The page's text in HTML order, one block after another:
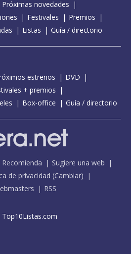
Próximas novedades
Festivales
Premios
Listas Guía / directorio
estrenos
DVD
+ premios
Box-office Guía / directorio
Recomienda
Sugiere una web
de privacidad (Cambiar)
RSS
Top10Listas.com